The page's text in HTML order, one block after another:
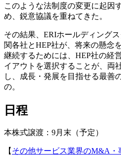
このような法制度の変更に起因
め、鋭意協議を重ねてきた。
その結果、ERIホールディング
関各社とHEP社が、将来の懸念
継続するためには、HEP社の経
イアウトを選択することが、両
し、成長・発展を目指せる最善
の。
日程
本株式譲渡：9月末（予定）
【 その他サービス業界のM&A・